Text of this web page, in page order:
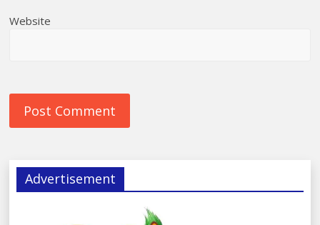
Website
Advertisement